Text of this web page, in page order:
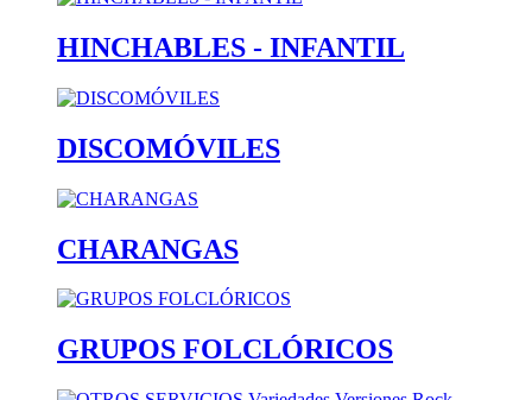
HINCHABLES - INFANTIL
DISCOMÓVILES
CHARANGAS
GRUPOS FOLCLÓRICOS